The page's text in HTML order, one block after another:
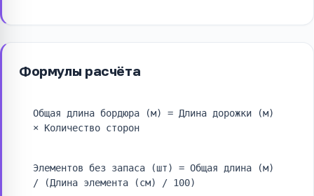
Формулы расчёта
Общая длина бордюра (м) = Длина дорожки (м)
× Количество сторон
Элементов без запаса (шт) = Общая длина (м)
/ (Длина элемента (см) / 100)